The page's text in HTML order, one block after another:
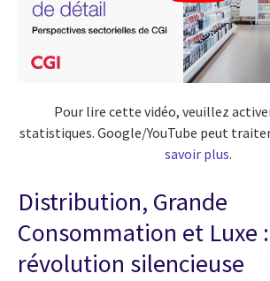
Pour lire cette vidéo, veuillez
statistiques. Google/YouTube peut
savoir plus.
Distribution, Grande
Consommation et Luxe
révolution silencieuse